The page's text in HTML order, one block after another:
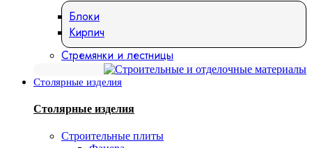
Блоки
Кирпич
Стремянки и лестницы
Столярные изделия
Столярные изделия
Строительные плиты